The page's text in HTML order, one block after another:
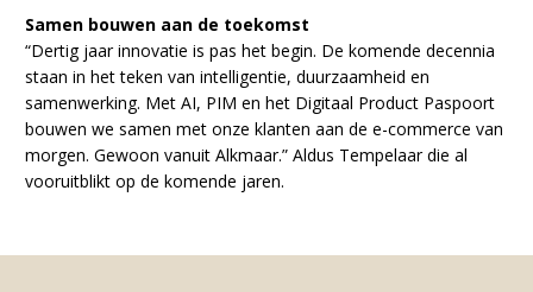
Samen bouwen aan de toekomst
“Dertig jaar innovatie is pas het begin. De komende decennia
staan in het teken van intelligentie, duurzaamheid en
samenwerking. Met AI, PIM en het Digitaal Product Paspoort
bouwen we samen met onze klanten aan de e-commerce van
morgen. Gewoon vanuit Alkmaar.” Aldus Tempelaar die al
vooruitblikt op de komende jaren.